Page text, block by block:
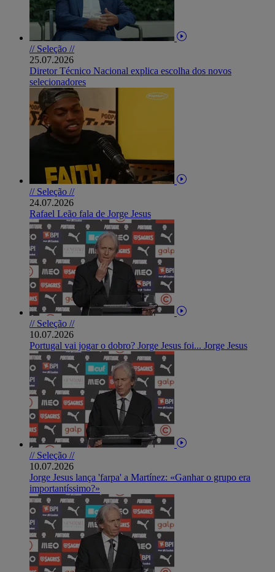
// Seleção //
25.07.2026
Diretor Técnico Nacional explica escolha dos novos
selecionadores
// Seleção //
24.07.2026
Rafael Leão fala de Jorge Jesus
// Seleção //
10.07.2026
Portugal vai jogar o dobro? Jorge Jesus foi... Jorge Jesus
// Seleção //
10.07.2026
Jorge Jesus lança 'farpa' a Martínez: «Ganhar o grupo era
importantíssimo?»